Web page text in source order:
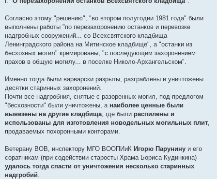
Согласно этому "решению", "во втором полугодии 1981 года" были
выполнены работы "по перезахоронению останков и перевозке
надгробных сооружений... со Всехсвятского кладбища
Ленинградского района на Митинское кладбище", а "останки из
бесхозных могил" кремированы, "с последующим захоронением
прахов в общую могилу... в поселке Николо-Архангельском".
Именно тогда были варварски разрыты, разграблены и уничтожены
десятки старинных захоронений.
Почти все надгробния, снятые с разоренных могил, под предлогом
"бесхозности" были уничтожены, а наиболее ценные были
вывезены на другие кладбища , где были распилены и
использованы для изготовления новодельных могильных плит
продаваемых похоронными конторами.
Ветерану ВОВ, инспектору МГО ВООПИиК Игорю Парунину и его
соратникам (при содействии старосты Храма Бориса Кудинкина)
удалось тогда спасти от уничтожения несколько старинных
надгробий